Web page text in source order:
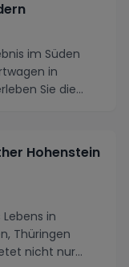
im Süden
in
Sie die
Hohenstein
in
Thüringen
nicht nur